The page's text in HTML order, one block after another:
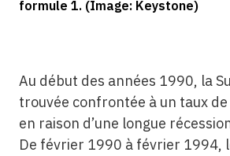
formule 1. (Image: Keystone)
Au début des années 1990, la
trouvée confrontée à un taux
en raison d’une longue
De février 1990 à février 1994,